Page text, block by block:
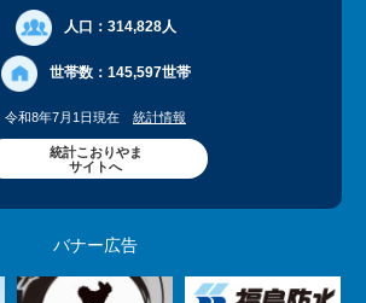
人口： 314,828人
世帯数： 145,597世帯
令和8年7月1日現在 統計情報
統計こおりやま
サイトへ
バナー広告